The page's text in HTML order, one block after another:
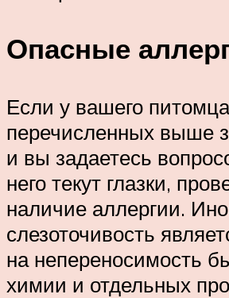
Опасные
Если у вашего
перечисленных выше
и вы задаетесь
него текут глазки,
наличие аллергии.
слезоточивость
на непереносимость
химии и отдельных